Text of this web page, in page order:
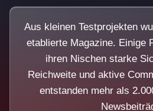
Aus kleinen Testprojekten
etablierte Magazine. Einige
ihren Nischen starke
Reichweite und aktive
entstanden mehr als